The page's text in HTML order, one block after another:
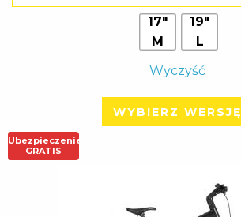
17"
M
19"
L
Wyczyść
WYBIERZ WERSJĘ
Ubezpieczenie
GRATIS